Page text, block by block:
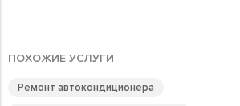
ПОХОЖИЕ УСЛУГИ
Ремонт автокондиционера